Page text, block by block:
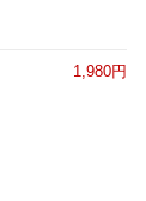
1,980円